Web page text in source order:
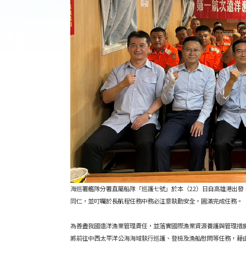
海巡署艦隊分署直屬船隊「巡護七號」於本（22）日自高雄港出
同仁，並叮囑於長航程任務中務必注意執勤安全，圓滿完成任務。
為善盡我國遠洋漁業管理責任，並落實國際漁業資源養護與管理
將前往中西太平洋公海海域執行巡護、登檢及漁船慰問等任務，